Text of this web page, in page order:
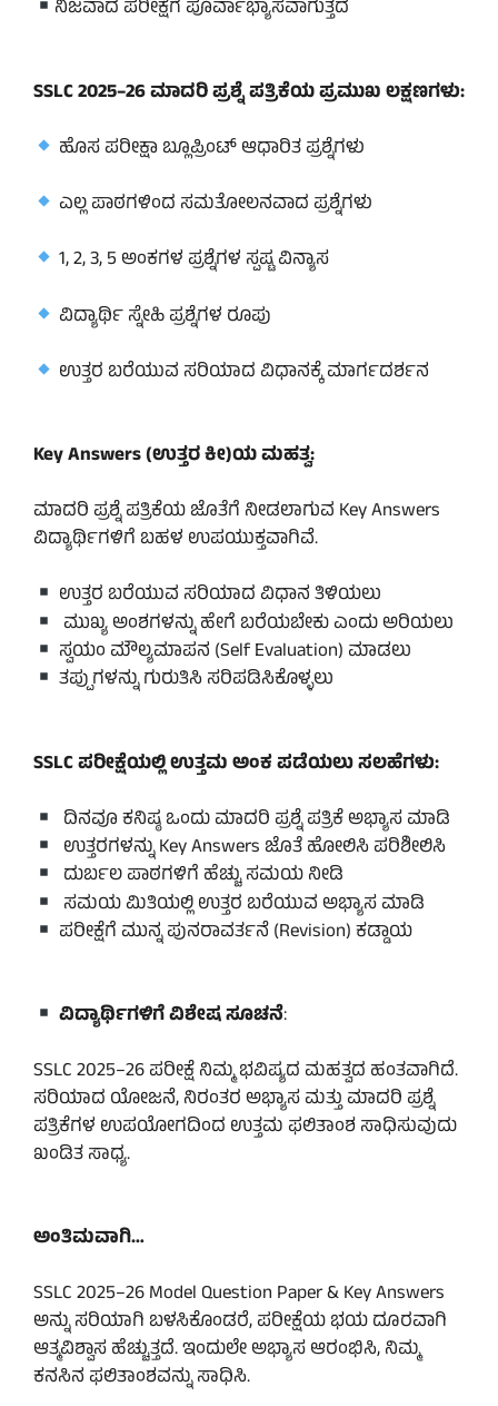
ನಿಜವಾದ ಪರೀಕ್ಷೆಗೆ ಪೂರ್ವಾಭ್ಯಾಸವಾಗುತ್ತದೆ
SSLC 2025–26 ಮಾದರಿ ಪ್ರಶ್ನೆ ಪತ್ರಿಕೆಯ ಪ್ರಮುಖ ಲಕ್ಷಣಗಳು:
ಹೊಸ ಪರೀಕ್ಷಾ ಬ್ಲೂಪ್ರಿಂಟ್ ಆಧಾರಿತ ಪ್ರಶ್ನೆಗಳು
ಎಲ್ಲ ಪಾಠಗಳಿಂದ ಸಮತೋಲನವಾದ ಪ್ರಶ್ನೆಗಳು
1, 2, 3, 5 ಅಂಕಗಳ ಪ್ರಶ್ನೆಗಳ ಸ್ಪಷ್ಟ ವಿನ್ಯಾಸ
ವಿದ್ಯಾರ್ಥಿ ಸ್ನೇಹಿ ಪ್ರಶ್ನೆಗಳ ರೂಪು
ಉತ್ತರ ಬರೆಯುವ ಸರಿಯಾದ ವಿಧಾನಕ್ಕೆ ಮಾರ್ಗದರ್ಶನ
Key Answers (ಉತ್ತರ ಕೀ)ಯ ಮಹತ್ವ:
ಮಾದರಿ ಪ್ರಶ್ನೆ ಪತ್ರಿಕೆಯ ಜೊತೆಗೆ ನೀಡಲಾಗುವ Key Answers
ವಿದ್ಯಾರ್ಥಿಗಳಿಗೆ ಬಹಳ ಉಪಯುಕ್ತವಾಗಿವೆ.
ಉತ್ತರ ಬರೆಯುವ ಸರಿಯಾದ ವಿಧಾನ ತಿಳಿಯಲು
ಮುಖ್ಯ ಅಂಶಗಳನ್ನು ಹೇಗೆ ಬರೆಯಬೇಕು ಎಂದು ಅರಿಯಲು
ಸ್ವಯಂ ಮೌಲ್ಯಮಾಪನ (Self Evaluation) ಮಾಡಲು
ತಪ್ಪುಗಳನ್ನು ಗುರುತಿಸಿ ಸರಿಪಡಿಸಿಕೊಳ್ಳಲು
SSLC ಪರೀಕ್ಷೆಯಲ್ಲಿ ಉತ್ತಮ ಅಂಕ ಪಡೆಯಲು ಸಲಹೆಗಳು:
ದಿನವೂ ಕನಿಷ್ಠ ಒಂದು ಮಾದರಿ ಪ್ರಶ್ನೆ ಪತ್ರಿಕೆ ಅಭ್ಯಾಸ ಮಾಡಿ
ಉತ್ತರಗಳನ್ನು Key Answers ಜೊತೆ ಹೋಲಿಸಿ ಪರಿಶೀಲಿಸಿ
ದುರ್ಬಲ ಪಾಠಗಳಿಗೆ ಹೆಚ್ಚು ಸಮಯ ನೀಡಿ
ಸಮಯ ಮಿತಿಯಲ್ಲಿ ಉತ್ತರ ಬರೆಯುವ ಅಭ್ಯಾಸ ಮಾಡಿ
ಪರೀಕ್ಷೆಗೆ ಮುನ್ನ ಪುನರಾವರ್ತನೆ (Revision) ಕಡ್ಡಾಯ
ವಿದ್ಯಾರ್ಥಿಗಳಿಗೆ ವಿಶೇಷ ಸೂಚನೆ:
SSLC 2025–26 ಪರೀಕ್ಷೆ ನಿಮ್ಮ ಭವಿಷ್ಯದ ಮಹತ್ವದ ಹಂತವಾಗಿದೆ.
ಸರಿಯಾದ ಯೋಜನೆ, ನಿರಂತರ ಅಭ್ಯಾಸ ಮತ್ತು ಮಾದರಿ ಪ್ರಶ್ನೆ
ಪತ್ರಿಕೆಗಳ ಉಪಯೋಗದಿಂದ ಉತ್ತಮ ಫಲಿತಾಂಶ ಸಾಧಿಸುವುದು
ಖಂಡಿತ ಸಾಧ್ಯ.
ಅಂತಿಮವಾಗಿ…
SSLC 2025–26 Model Question Paper & Key Answers
ಅನ್ನು ಸರಿಯಾಗಿ ಬಳಸಿಕೊಂಡರೆ, ಪರೀಕ್ಷೆಯ ಭಯ ದೂರವಾಗಿ
ಆತ್ಮವಿಶ್ವಾಸ ಹೆಚ್ಚುತ್ತದೆ. ಇಂದುಲೇ ಅಭ್ಯಾಸ ಆರಂಭಿಸಿ, ನಿಮ್ಮ
ಕನಸಿನ ಫಲಿತಾಂಶವನ್ನು ಸಾಧಿಸಿ.